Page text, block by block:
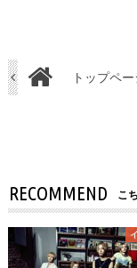
トップペ
RECOMMEND こ